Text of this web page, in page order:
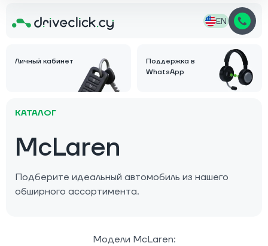
EN
Личный кабинет
Поддержка в
WhatsApp
КАТАЛОГ
McLaren
Подберите идеальный автомобиль из нашего
обширного ассортимента.
Модели McLaren: